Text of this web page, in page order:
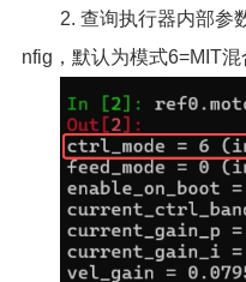
2. 查询执行器内部参
nfig，默认为模式6=MIT